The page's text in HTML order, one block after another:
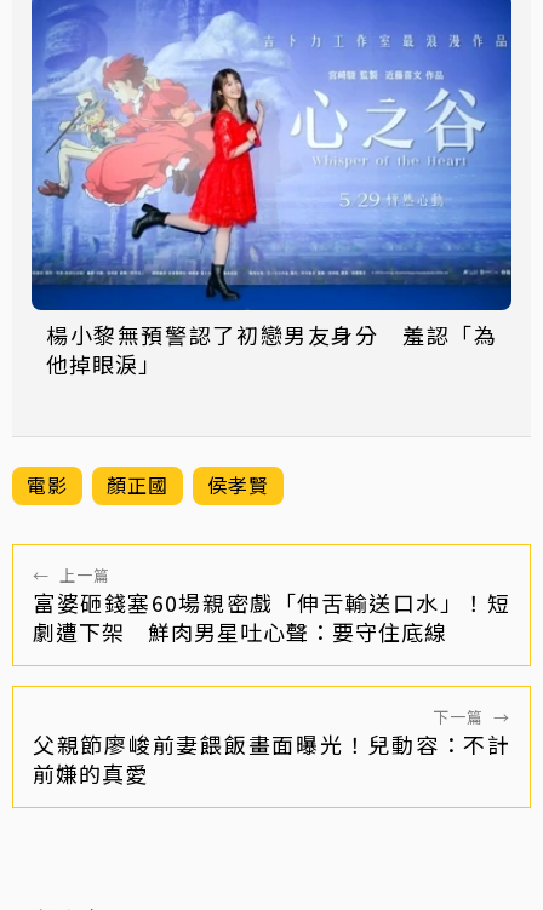
楊小黎無預警認了初戀男友身分 羞認「為
他掉眼淚」
電影 顏正國 侯孝賢
← 上一篇
富婆砸錢塞60場親密戲「伸舌輸送口水」！短
劇遭下架 鮮肉男星吐心聲：要守住底線
下一篇 →
父親節廖峻前妻餵飯畫面曝光！兒動容：不計
前嫌的真愛